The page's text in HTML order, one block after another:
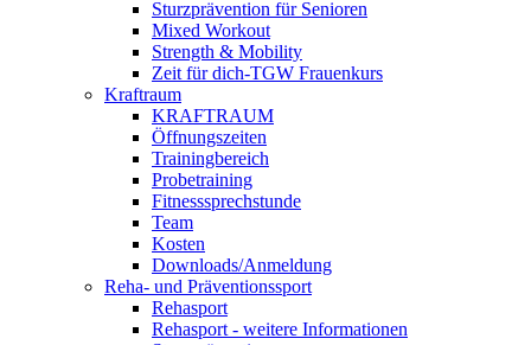
Sturzprävention für Senioren
Mixed Workout
Strength & Mobility
Zeit für dich-TGW Frauenkurs
Kraftraum
KRAFTRAUM
Öffnungszeiten
Trainingbereich
Probetraining
Fitnesssprechstunde
Team
Kosten
Downloads/Anmeldung
Reha- und Präventionssport
Rehasport
Rehasport - weitere Informationen